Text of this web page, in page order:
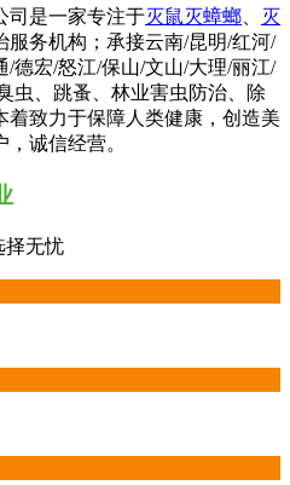
司是一家专注于灭鼠灭蟑螂
灭
服务机构；承接云南/昆明/红河/
德宏/怒江/保山/文山/大理/丽江/
虫、跳蚤、林业害虫防治、除
着致力于保障人类健康，创造美
诚信经营。
择无忧